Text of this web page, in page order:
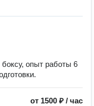
опыт работы 6
от 1500 ₽ / час